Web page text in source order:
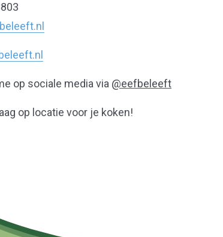
op sociale media via @eefbeleeft
op locatie voor je koken!